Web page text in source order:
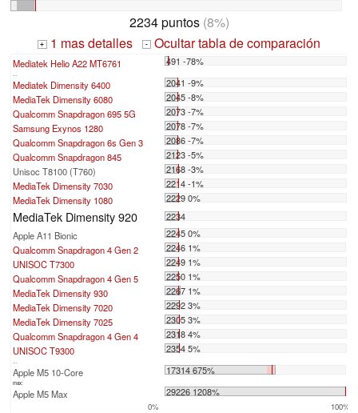
2234 puntos(8%)
+ 1 mas detalles - Ocultar tabla de comparación
Mediatek Helio A22 MT6761 491 -78%
...
Mediatek Dimensity 6400
2041 -9%
MediaTek Dimensity 6080
2045 -8%
Qualcomm Snapdragon 695 5G
2073 -7%
Samsung Exynos 1280
2078 -7%
Qualcomm Snapdragon 6s Gen 3
2086 -7%
Qualcomm Snapdragon 845
2123 -5%
Unisoc T8100 (T760)
2168 -3%
MediaTek Dimensity 7030
2214 -1%
MediaTek Dimensity 1080
2229 0%
MediaTek Dimensity 920
2234
Apple A11 Bionic
2245 0%
Qualcomm Snapdragon 4 Gen 2
2246 1%
UNISOC T7300
2249 1%
Qualcomm Snapdragon 4 Gen 5
2250 1%
MediaTek Dimensity 930
2267 1%
MediaTek Dimensity 7020
2292 3%
MediaTek Dimensity 7025
2305 3%
Qualcomm Snapdragon 4 Gen 4
2318 4%
UNISOC T9300
2354 5%
...
Apple M5 10-Core 17314 675%
max:
Apple M5 Max 29226 1208%
0% 100%